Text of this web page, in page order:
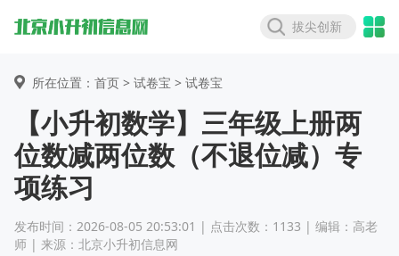
拔尖创新
所在位置：首页 > 试卷宝 > 试卷宝
【小升初数学】三年级上册两
位数减两位数（不退位减）专
项练习
发布时间：2026-08-05 20:53:01 | 点击次数：1133 | 编辑：高老
师 | 来源：北京小升初信息网